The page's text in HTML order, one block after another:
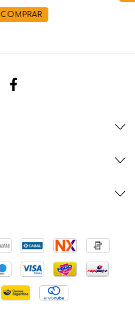
COMPRAR